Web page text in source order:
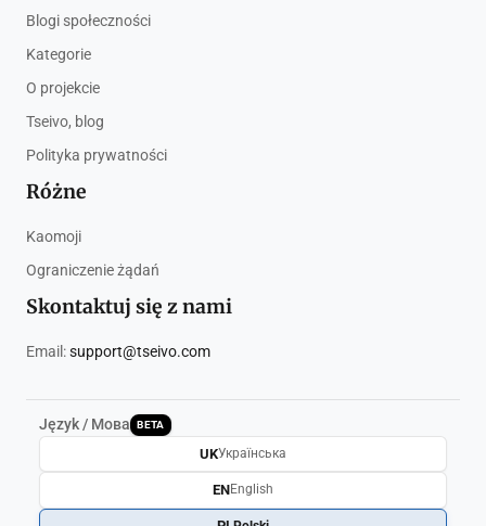
Blogi społeczności
Kategorie
O projekcie
Tseivo, blog
Polityka prywatności
Różne
Kaomoji
Ograniczenie żądań
Skontaktuj się z nami
Email:support@tseivo.com
Język / Мова BETA
UKУкраїнська
ENEnglish